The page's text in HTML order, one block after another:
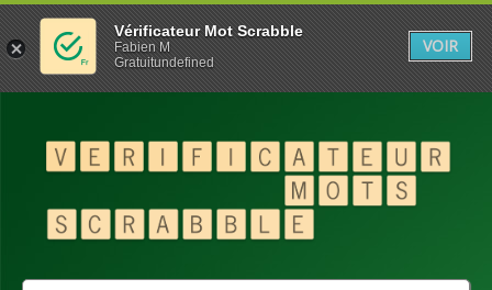
Vérificateur Mot Scrabble
Fabien M
Gratuitundefined
VOIR